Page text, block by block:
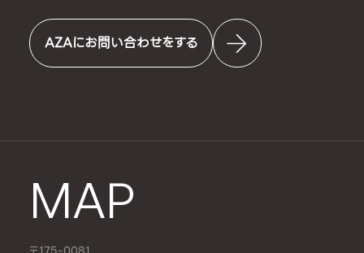
AZAにお問い合わせをする
MAP